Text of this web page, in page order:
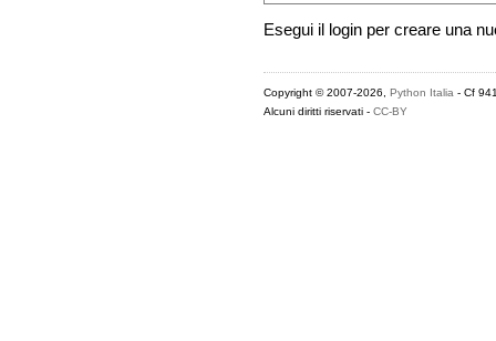
Esegui il login per creare una
Copyright © 2007-2026, Python Italia - Cf
Alcuni diritti riservati - CC-BY